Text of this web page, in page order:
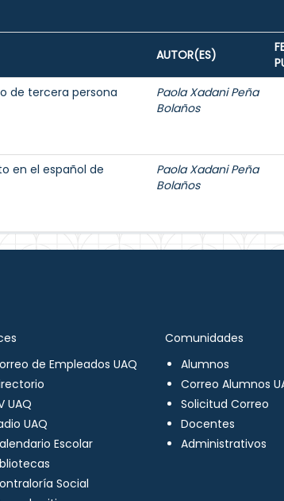
AUTOR(ES)
de tercera persona
Paola Xadani Peña
Bolaños
en el español de
Paola Xadani Peña
Bolaños
de Empleados UAQ
UAQ
UAQ
Escolar
Social
Comunidades
Alumnos
Correo Alumnos
Solicitud Correo
Docentes
Administrativos